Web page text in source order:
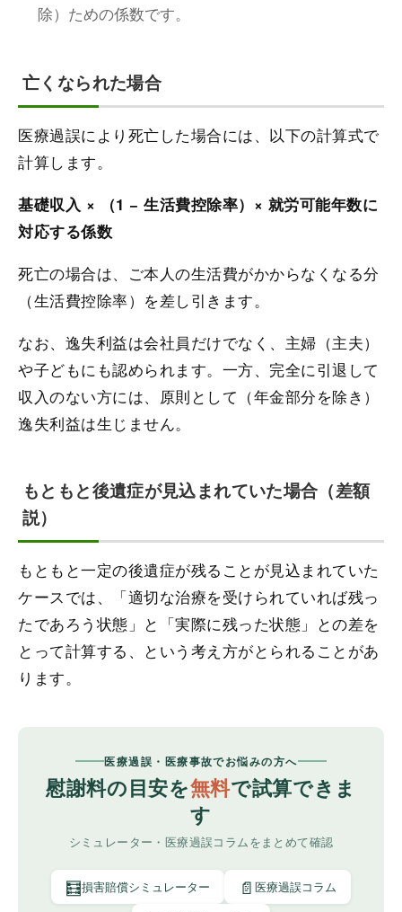
除）ための係数です。
亡くなられた場合
医療過誤により死亡した場合には、以下の計算式で
計算します。
基礎収入 × （1 − 生活費控除率）× 就労可能年数に
対応する係数
死亡の場合は、ご本人の生活費がかからなくなる分
（生活費控除率）を差し引きます。
なお、逸失利益は会社員だけでなく、主婦（主夫）
や子どもにも認められます。一方、完全に引退して
収入のない方には、原則として（年金部分を除き）
逸失利益は生じません。
もともと後遺症が見込まれていた場合（差額
説）
もともと一定の後遺症が残ることが見込まれていた
ケースでは、「適切な治療を受けられていれば残っ
たであろう状態」と「実際に残った状態」との差を
とって計算する、という考え方がとられることがあ
ります。
医療過誤・医療事故でお悩みの方へ
慰謝料の目安を無料で試算できま
す
シミュレーター・医療過誤コラムをまとめて確認
🧮損害賠償シミュレーター 📄 医療過誤コラム